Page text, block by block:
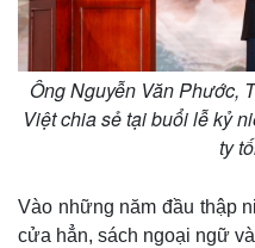
Ông Nguyễn Văn Phước,
Việt chia sẻ tại buổi lễ kỷ
ty
Vào những năm đầu thập
cửa hẳn, sách ngoại ngữ